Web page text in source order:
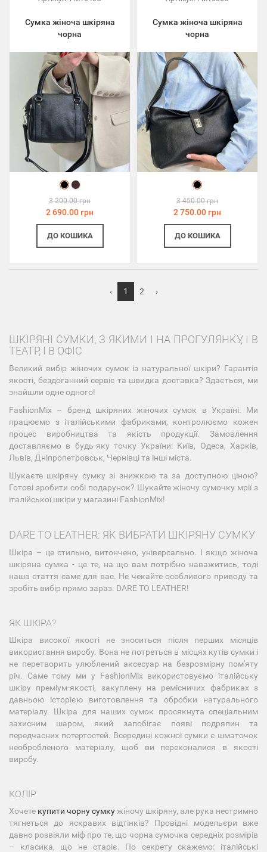
Сумка жіноча шкіряна
чорна
3 200.00 грн
2 690.00 грн
ДО КОШИКА
Сумка жіноча шкіряна
чорна
3 450.00 грн
2 750.00 грн
ДО КОШИКА
‹ 1 2 ›
ШКІРЯНІ СУМКИ, З ЯКИМИ І НА ПРОГУЛЯНКУ, І В
ТЕАТР, І В ОФІС
Великий вибір жіночих сумок із натуральної шкіри? Гарантія
якості, бездоганний сервіс та швидка доставка? Здається, ми
знайшли одне одного!
FashionMix – бренд шкіряних жіночих сумок в Україні. Ми
працюємо з італійськими фабриками, контролюємо кожен
процес виробництва та якість продукції. Замовлення
доставляємо в будь-яку точку України: Київ, Одеса, Харків,
Львів, Дніпропетровськ, Чернівці та інші міста.
Шукаєте шкіряну сумку зі знижкою та за доступною ціною?
Готові зробити собі подарунок? Шукайте жіночу сумочку мрії з
італійської шкіри у магазині FashionMix!
DARE TO LEATHER: ЯК ВИБРАТИ ШКІРЯНУ СУМКУ
Шкіра – це стильно, витончено, універсально. І якщо жіноча
шкіряна сумка - це те, на що вам потрібно наважитись, тоді
наша стаття саме для вас. Не чекайте особливого приводу та
зробіть вибір прямо зараз. DARE TO LEATHER!
ЯК ШКІРА?
Шкіра високої якості не зноситься після перших місяців
використання виробу. Вона не потреться в місцях кутів сумки і
не перетворить улюблений аксесуар на безрозмірну пом'яту
річ. Саме тому ми у FashionMix використовуємо італійську
шкіру преміум-якості, закуплену на ремісничих фабриках з
давньою історією виготовлення та обробки натурального
матеріалу. Шкіра для наших сумок просякнута спеціальним
захисним шаром, який запобігає появі подряпин та
передчасних потертостей. Всередині кожної сумки є шматочок
необробленого матеріалу, щоб ви переконалися в якості
виробу.
КОЛІР
Хочете купити чорну сумкужіночу шкіряну, але рука нестримно
тягнеться до яскравих відтінків? Провідні модельєри вже
давно розвіяли міф про те, що чорна сумочка середніх розмірів
– класика, що не старіє. По секрету скажемо: італійські